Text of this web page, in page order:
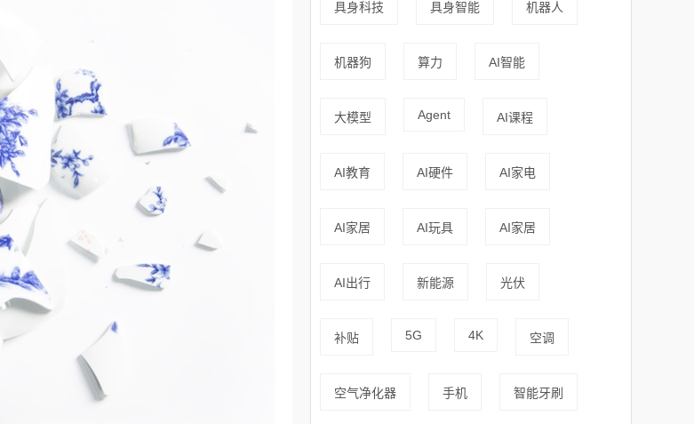
具身科技 具身智能 机器人
机器狗 算力 AI智能
大模型 Agent AI课程
AI教育 AI硬件 AI家电
AI家居 AI玩具 AI家居
AI出行 新能源 光伏
补贴 5G 4K 空调
空气净化器 手机 智能牙刷